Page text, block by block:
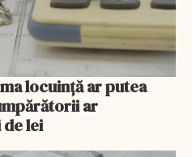
locuință ar putea
ar
lei